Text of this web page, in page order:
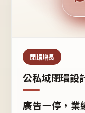
私
閉環增長
公私域閉環設
廣告一停，業